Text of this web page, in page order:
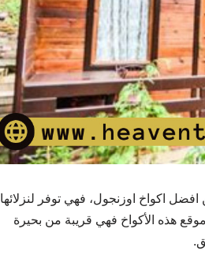
اكواخ اوزنجول، فهي توفر لنزلائها
أمّا عن موقع هذه الأكواخ فهي قريبة من بحيرة